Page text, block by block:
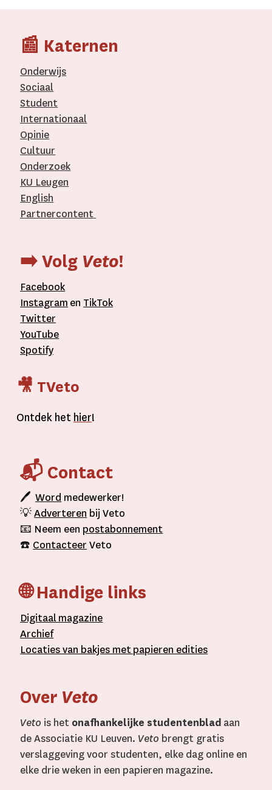
📰 Katernen
Onderwijs
Sociaal
Student
Internationaal­
Opinie
Cultuur
Onderzoek
KU Leugen
English
Partnercontent
➡️ Volg Veto!
Facebook
Instagram en TikTok
Twitter
YouTube
Spotify
🎥 TVeto
Ontdek het hier!
📬 Contact
🖊Word medewerker!
💡Adverteren bij Veto
📧 Neem een postabonnement
☎️ Contacteer Veto
🌐 Handige links
Digitaal magazine
Archief
Locaties van bakjes metpapieren edities
Over Veto
Veto is het onafhankelijke studentenblad aan
de Associatie KU Leuven. Veto brengt gratis
verslaggeving voor studenten, elke dag online en
elke drie weken in een papieren magazine.